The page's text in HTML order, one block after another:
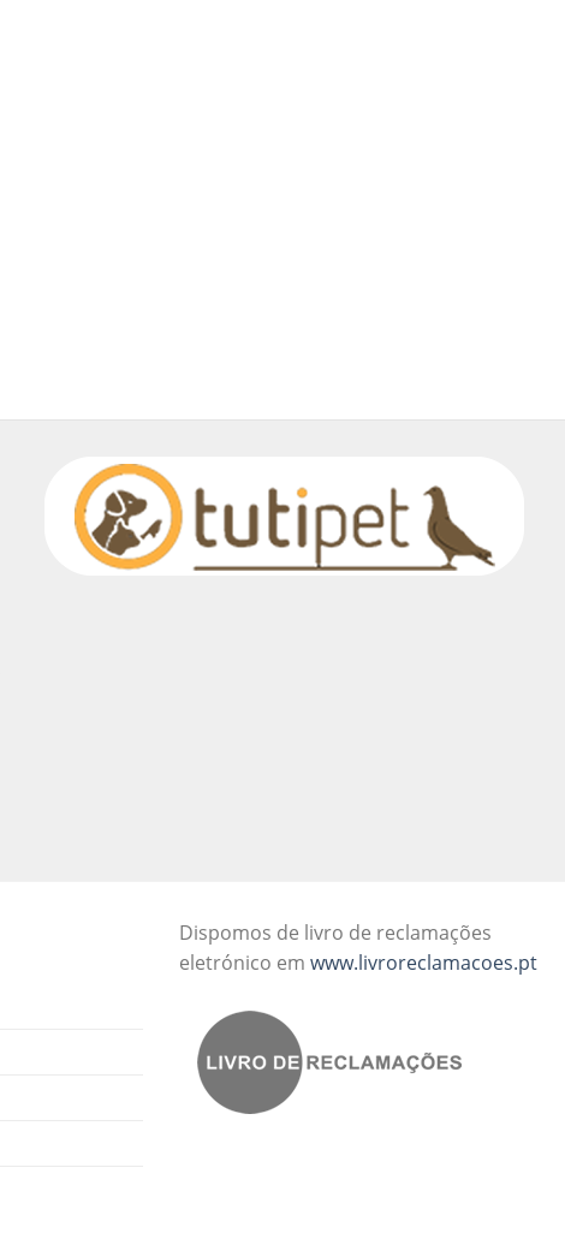
Dispomos de livro de reclamações
eletrónico em www.livroreclamacoes.pt